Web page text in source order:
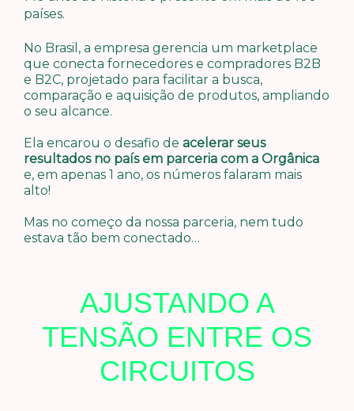
países.
No Brasil, a empresa gerencia um marketplace
que conecta fornecedores e compradores B2B
e B2C, projetado para facilitar a busca,
comparação e aquisição de produtos, ampliando
o seu alcance.
Ela encarou o desafio de acelerar seus
resultados no país em parceria com a Orgânica
e, em apenas 1 ano, os números falaram mais
alto!
Mas no começo da nossa parceria, nem tudo
estava tão bem conectado…
AJUSTANDO A
TENSÃO ENTRE OS
CIRCUITOS